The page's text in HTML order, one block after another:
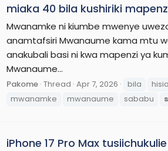
miaka 40 bila kushiriki
Mwanamke ni kiumbe mwenye
anamtafsiri Mwanaume kama mtu
anakubali basi ni kwa mapenzi ya
Mwanaume...
Pakome Thread Apr 7, 2026 bila hisia
mwanamke
mwanaume sababu
iPhone 17 Pro Max